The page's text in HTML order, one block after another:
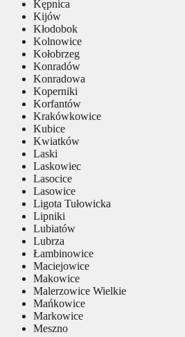
Kępnica
Kijów
Kłodobok
Kolnowice
Kołobrzeg
Konradów
Konradowa
Koperniki
Korfantów
Krakówkowice
Kubice
Kwiatków
Laski
Laskowiec
Lasocice
Lasowice
Ligota Tułowicka
Lipniki
Lubiatów
Lubrza
Łambinowice
Maciejowice
Makowice
Malerzowice Wielkie
Mańkowice
Markowice
Meszno